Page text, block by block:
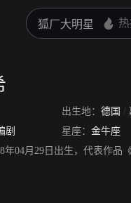
出生地： 德国 /
剧 星座： 金牛座
年04月29日出生，代表作品